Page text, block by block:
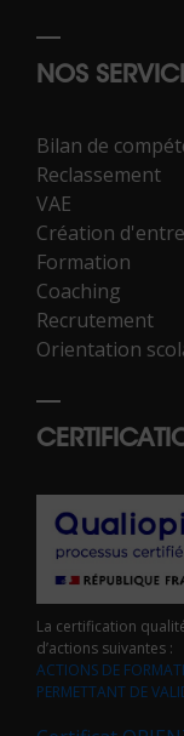
NOS
Bilan de
Reclassement
VAE
Création
Formation
Coaching
Recrutement
Orientation
La certification
d’actions suivantes :
ACTIONS DE
PERMETTANT DE